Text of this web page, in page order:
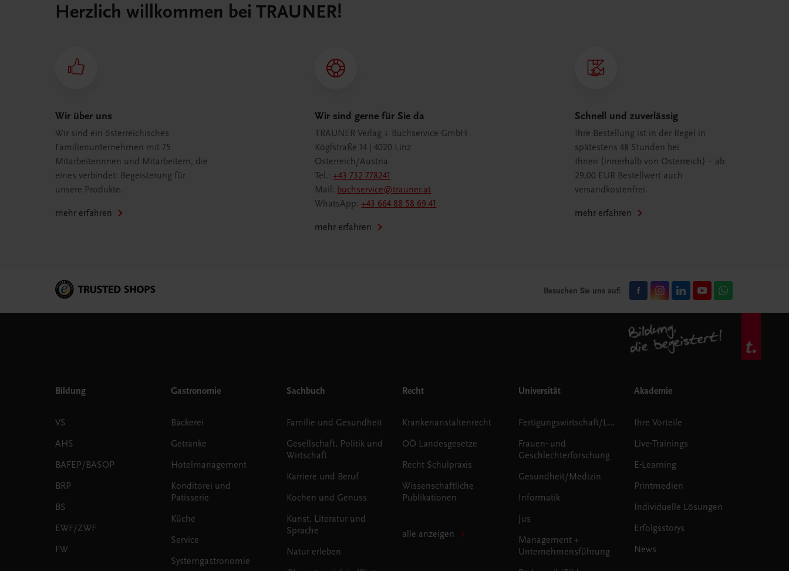
Herzlich willkommen bei TRAUNER!
Wir über uns
Wir sind ein österreichisches
Familienunternehmen mit 75
Mitarbeiterinnen und Mitarbeitern, die
eines verbindet: Begeisterung für
unsere Produkte.
mehr erfahren
Wir sind gerne für Sie da
TRAUNER Verlag + Buchservice GmbH
Köglstraße 14 | 4020 Linz
Österreich/Austria
Tel.:+43 732 778241
Mail: buchservice@trauner.at
WhatsApp:+43 664 88 58 69 41
mehr erfahren
Schnell und zuverlässig
Ihre Bestellung ist in der Regel in
spätestens 48 Stunden bei
Ihnen (innerhalb von Österreich) – ab
29,00 EUR Bestellwert auch
versandkostenfrei.
mehr erfahren
Besuchen Sie uns auf:
Bildung
VS
AHS
BAFEP/BASOP
BRP
BS
EWF/ZWF
FW
Gastronomie
Bäckerei
Getränke
Hotelmanagement
Konditorei und
Patisserie
Küche
Service
Systemgastronomie
Sachbuch
Familie und Gesundheit
Gesellschaft, Politik und
Wirtschaft
Karriere und Beruf
Kochen und Genuss
Kunst, Literatur und
Sprache
Natur erleben
Recht
Krankenanstaltenrecht
OÖ Landesgesetze
Recht Schulpraxis
Wissenschaftliche
Publikationen
alle anzeigen
Universität
Fertigungswirtschaft/Logistik
Frauen- und
Geschlechterforschung
Gesundheit/Medizin
Informatik
Jus
Management +
Unternehmensführung
Akademie
Ihre Vorteile
Live-Trainings
E-Learning
Printmedien
Individuelle Lösungen
Erfolgsstorys
News